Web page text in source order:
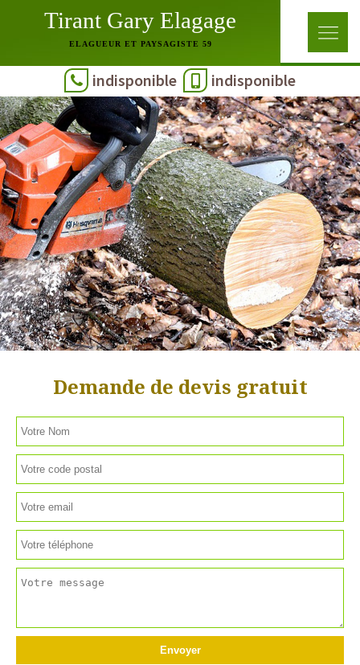
Tirant Gary Elagage
ELAGUEUR ET PAYSAGISTE 59
indisponible indisponible
Demande de devis gratuit